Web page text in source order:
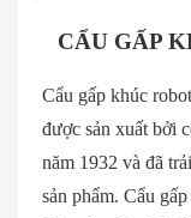
CẨU GẤP
Cẩu gấp khúc
được sản xuất bởi
năm 1932 và đã
sản phẩm. Cẩu